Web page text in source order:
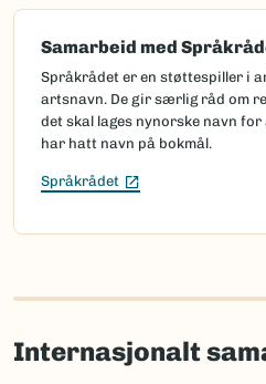
Samarbeid med
Språkrådet er en støttespiller i
artsnavn. De gir særlig råd om
det skal lages nynorske navn
har hatt navn på bokmål.
Språkrådet (Ekstern lenke)
Internasjonalt